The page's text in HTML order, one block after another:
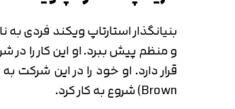
و منظم پیش ببرد. او این کار را در
Brown) شروع به کار کرد.